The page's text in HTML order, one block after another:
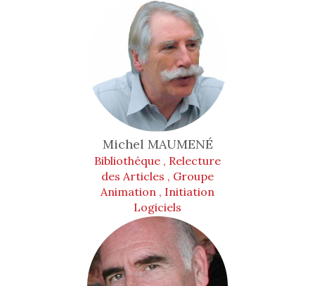
Michel MAUMENÉ
Bibliothéque , Relecture
des Articles , Groupe
Animation , Initiation
Logiciels